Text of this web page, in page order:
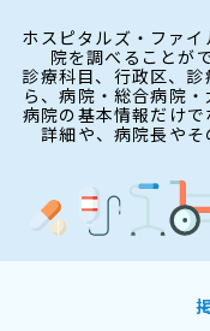
ホスピタルズ・ファ
院を調べることが
診療科目、行政区、
ら、病院・総合病院
病院の基本情報だけ
詳細や、病院長やそ